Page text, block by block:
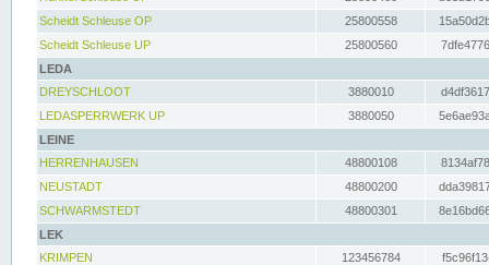
Scheidt Schleuse OP
25800558
Scheidt Schleuse UP
25800560
LEDA
DREYSCHLOOT
3880010
LEDASPERRWERK UP
3880050
LEINE
HERRENHAUSEN
48800108
NEUSTADT
48800200
SCHWARMSTEDT
48800301
LEK
KRIMPEN
123456784